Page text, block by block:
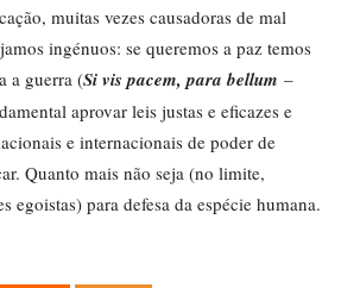
muitas vezes causadoras de mal
ingénuos: se queremos a paz temos
a guerra (Si vis pacem, para bellum –
aprovar leis justas e eficazes e
e internacionais de poder de
Quanto mais não seja (no limite,
egoistas) para defesa da espécie humana.